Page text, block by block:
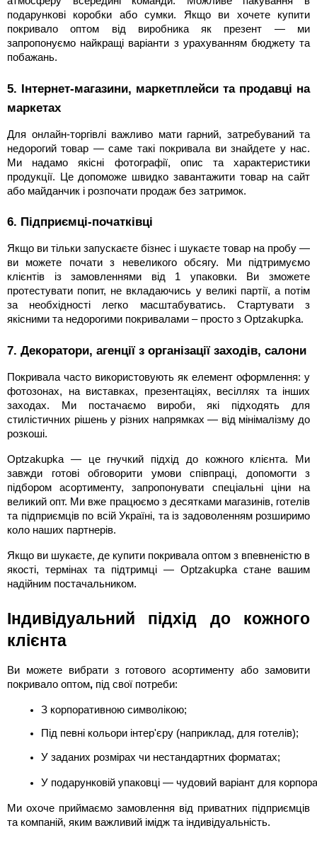
подарункові коробки або сумки. Якщо ви хочете купити
покривало оптом від виробника як презент — ми
запропонуємо найкращі варіанти з урахуванням бюджету та
побажань.
5. Інтернет-магазини, маркетплейси та продавці на
маркетах
Для онлайн-торгівлі важливо мати гарний, затребуваний та
недорогий товар — саме такі покривала ви знайдете у нас.
Ми надамо якісні фотографії, опис та характеристики
продукції. Це допоможе швидко завантажити товар на сайт
або майданчик і розпочати продаж без затримок.
6. Підприємці-початківці
Якщо ви тільки запускаєте бізнес і шукаєте товар на пробу —
ви можете почати з невеликого обсягу. Ми підтримуємо
клієнтів із замовленнями від 1 упаковки. Ви зможете
протестувати попит, не вкладаючись у великі партії, а потім
за необхідності легко масштабуватись. Стартувати з
якісними та недорогими покривалами – просто з Optzakupka.
7. Декоратори, агенції з організації заходів, салони
Покривала часто використовують як елемент оформлення: у
фотозонах, на виставках, презентаціях, весіллях та інших
заходах. Ми постачаємо вироби, які підходять для
стилістичних рішень у різних напрямках — від мінімалізму до
розкоші.
Optzakupka — це гнучкий підхід до кожного клієнта. Ми
завжди готові обговорити умови співпраці, допомогти з
підбором асортименту, запропонувати спеціальні ціни на
великий опт. Ми вже працюємо з десятками магазинів, готелів
та підприємців по всій Україні, та із задоволенням розширимо
коло наших партнерів.
Якщо ви шукаєте, де купити покривала оптом з впевненістю в
якості, термінах та підтримці — Optzakupka стане вашим
надійним постачальником.
Індивідуальний підхід до кожного
клієнта
Ви можете вибрати з готового асортименту або замовити
покривало оптом, під свої потреби:
З корпоративною символікою;
Під певні кольори інтер'єру (наприклад, для готелів);
У заданих розмірах чи нестандартних форматах;
У подарунковій упаковці — чудовий варіант для
Ми охоче приймаємо замовлення від приватних підприємців
та компаній, яким важливий імідж та індивідуальність.